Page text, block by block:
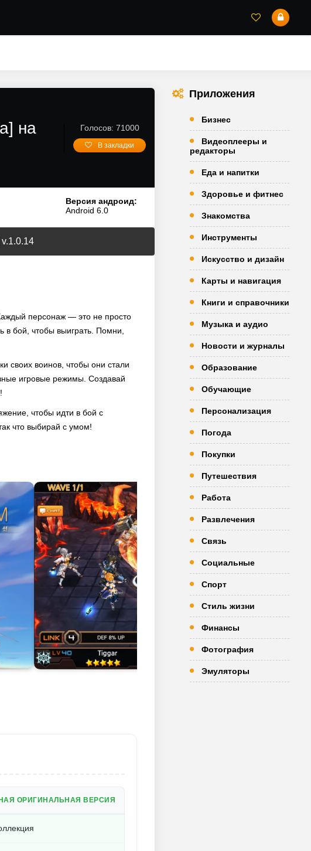
на
Голосов: 71000
В закладки
Версия андроид:
Android 6.0
персонаж — это не просто
в бой, чтобы выиграть. Помни,
своих воинов, чтобы они стали
игровые режимы. Создавай
чтобы идти в бой с
что выбирай с умом!
ОРИГИНАЛЬНАЯ ВЕРСИЯ
Приложения
Бизнес
Видеоплееры и
редакторы
Еда и напитки
Здоровье и фитнес
Знакомства
Инструменты
Искусство и дизайн
Карты и навигация
Книги и справочники
Музыка и аудио
Новости и журналы
Образование
Обучающие
Персонализация
Погода
Покупки
Путешествия
Работа
Развлечения
Связь
Социальные
Спорт
Стиль жизни
Финансы
Фотография
Эмуляторы